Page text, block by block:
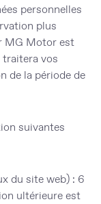
personnelles
plus
MG Motor est
vos
de la période de
suivantes
du site web) : 6
ultérieure est